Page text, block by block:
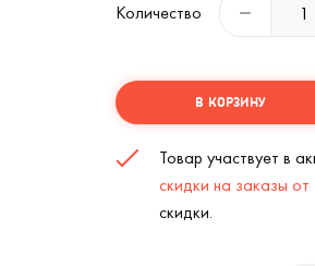
Количество
В КОРЗИНУ
Товар участвует в
скидки на заказы
скидки.